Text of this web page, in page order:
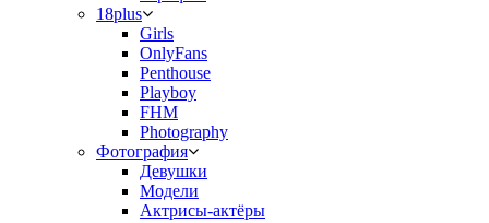
18plus
Girls
OnlyFans
Penthouse
Playboy
FHM
Photography
Фотография
Девушки
Модели
Актрисы-актёры